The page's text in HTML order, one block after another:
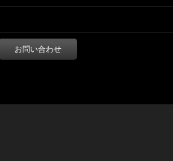
お問い合わせ